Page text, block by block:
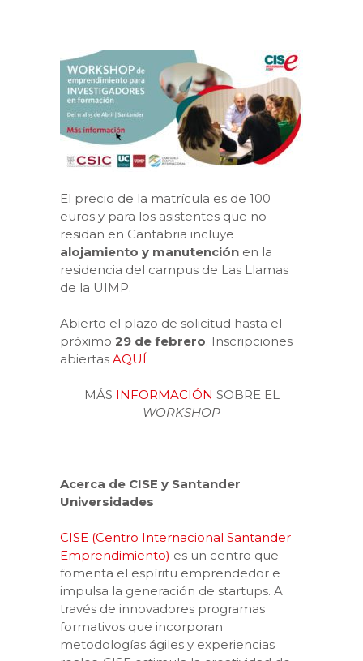
El precio de la matrícula es de 100
euros y para los asistentes que no
residan en Cantabria incluye
alojamiento y manutención en la
residencia del campus de Las Llamas
de la UIMP.
Abierto el plazo de solicitud hasta el
próximo 29 de febrero. Inscripciones
abiertas AQUÍ
MÁS INFORMACIÓN SOBRE EL
WORKSHOP
Acerca de CISE y Santander
Universidades
CISE (Centro Internacional Santander
Emprendimiento) es un centro que
fomenta el espíritu emprendedor e
impulsa la generación de startups. A
través de innovadores programas
formativos que incorporan
metodologías ágiles y experiencias